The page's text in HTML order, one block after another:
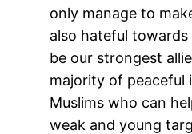
only manage to
also hateful
be our strongest
majority of peaceful
Muslims who can
weak and young